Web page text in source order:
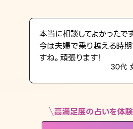
LINE占いを開く
※LINEアプリ内のサービスページへ遷移します
本当に相談してよかったです
今は夫婦で乗り越える時
すね。頑張ります！
30代
高満足度の占いを体